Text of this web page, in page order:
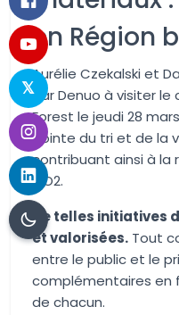
en Région
Aurélie Czekalski et
par Denuo à visiter le
Forest le jeudi 28
pointe du tri et de la
contribuant ainsi à la
CO2.
De telles initiatives
et valorisées. Tout
entre le public et le
complémentaires en
de chacun.